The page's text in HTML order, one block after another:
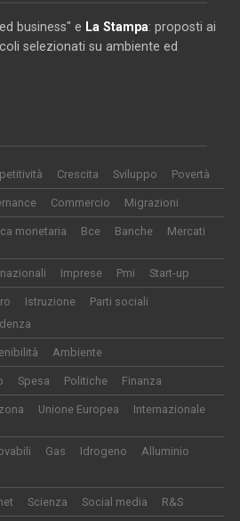
business" e La Stampa: proposti ai
selezionati su ambiente ed
Crescita Sviluppo Povertà
Commercio Migrazioni
monetaria Bce Banche Mercati
Imprese Pmi Start-up
Istruzione
Parti sociali
Ambiente
Spesa Politiche Finanza
Unione Europea Internazionale
Gas Idrogeno
Alluminio
Scienza Social media R&S